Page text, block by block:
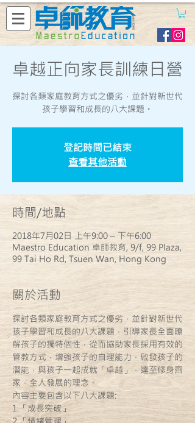
卓越正向家長訓練日營
探討各類家庭教育方式之優劣，並針對新世代
孩子學習和成長的八大課題。
登記時間已結束
查看其他活動
時間/地點
2018年7月02日 上午9:00 – 下午6:00
Maestro Education 卓師教育, 9/f, 99 Plaza,
99 Tai Ho Rd, Tsuen Wan, Hong Kong
關於活動
探討各類家庭教育方式之優劣，並針對新世代
孩子學習和成長的八大課題，引導家長全面瞭
解孩子的獨特個性，從而協助家長採用有效的
管教方式，增強孩子的自理能力，啟發孩子的
潛能，與孩子一起成就「卓越」，達至修身齊